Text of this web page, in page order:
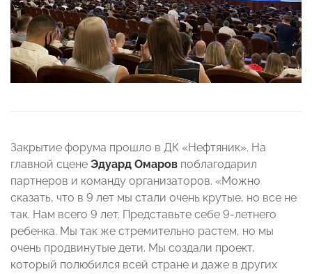
Закрытие форума прошло в ДК «Нефтяник». На
главной сцене Эдуард Омаров поблагодарил
партнеров и команду организаторов. «Можно
сказать, что в 9 лет мы стали очень крутые, но все не
так. Нам всего 9 лет. Представьте себе 9-летнего
ребенка. Мы так же стремительно растем, но мы
очень продвинутые дети. Мы создали проект,
который полюбился всей стране и даже в других